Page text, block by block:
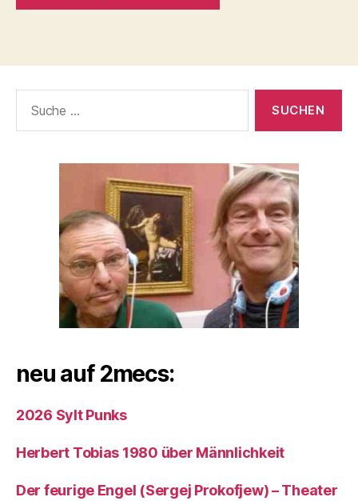
nach:
neu auf 2mecs:
2026 Sylt Punks
Herbert Tobias 1980 über Männlichkeit
Der feurige Engel (Sergej Prokofjew) – Theater